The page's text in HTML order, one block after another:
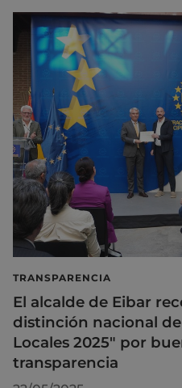
TRANSPARENCIA
El alcalde de Eibar
distinción nacional
Locales 2025" por
transparencia